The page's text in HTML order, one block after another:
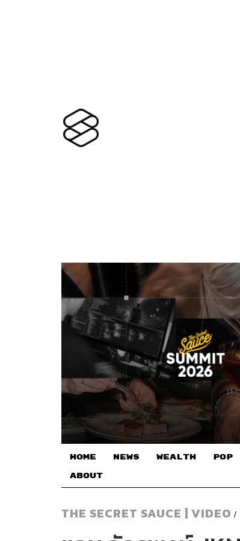
HOME NEWS WEALTH POP
ABOUT
THE SECRET SAUCE | VIDEO /